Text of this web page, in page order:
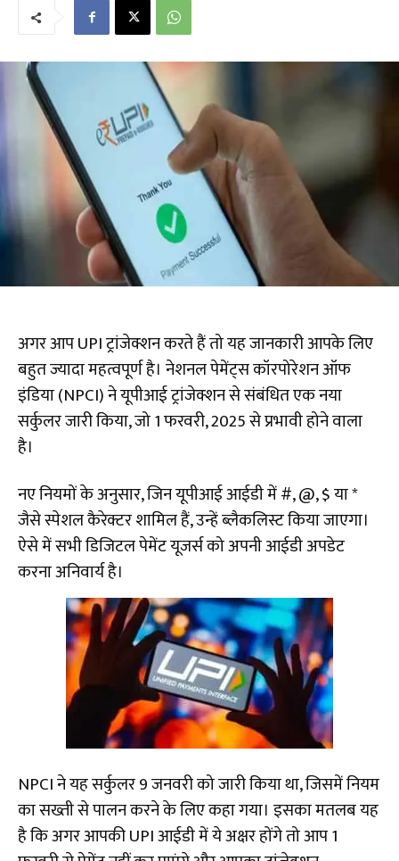
अगर आप UPI ट्रांजेक्शन करते हैं तो यह जानकारी आपके लिए
बहुत ज्यादा महत्वपूर्ण है। नेशनल पेमेंट्स कॉरपोरेशन ऑफ
इंडिया (NPCI) ने यूपीआई ट्रांजेक्शन से संबंधित एक नया
सर्कुलर जारी किया, जो 1 फरवरी, 2025 से प्रभावी होने वाला
है।
नए नियमों के अनुसार, जिन यूपीआई आईडी में #, @, $ या *
जैसे स्पेशल कैरेक्टर शामिल हैं, उन्हें ब्लैकलिस्ट किया जाएगा।
ऐसे में सभी डिजिटल पेमेंट यूजर्स को अपनी आईडी अपडेट
करना अनिवार्य है।
NPCI ने यह सर्कुलर 9 जनवरी को जारी किया था, जिसमें नियम
का सख्ती से पालन करने के लिए कहा गया। इसका मतलब यह
है कि अगर आपकी UPI आईडी में ये अक्षर होंगे तो आप 1